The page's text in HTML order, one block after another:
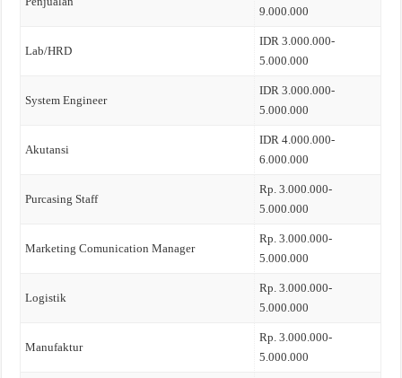
9.000.000
Lab/HRD
IDR 3.000.000-
5.000.000
System Engineer
IDR 3.000.000-
5.000.000
Akutansi
IDR 4.000.000-
6.000.000
Purcasing Staff
Rp. 3.000.000-
5.000.000
Marketing Comunication Manager
Rp. 3.000.000-
5.000.000
Logistik
Rp. 3.000.000-
5.000.000
Manufaktur
Rp. 3.000.000-
5.000.000